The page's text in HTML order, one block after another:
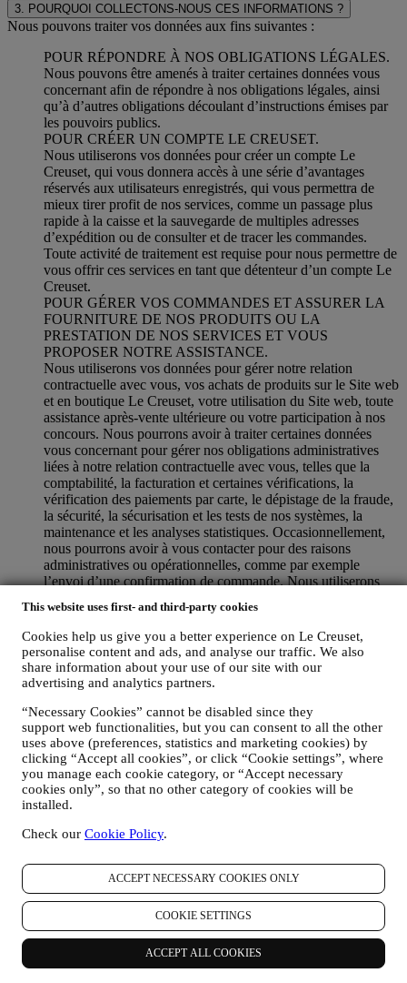
This website uses first- and third-party cookies
Cookies help us give you a better experience on Le Creuset,
personalise content and ads, and analyse our traffic. We also
share information about your use of our site with our
advertising and analytics partners.
“Necessary Cookies” cannot be disabled since they
support web functionalities, but you can consent to all the other
uses above (preferences, statistics and marketing cookies) by
clicking “Accept all cookies”, or click “Cookie settings”, where
you manage each cookie category, or “Accept necessary
cookies only”, so that no other category of cookies will be
installed.
Check our Cookie Policy.
ACCEPT NECESSARY COOKIES ONLY
COOKIE SETTINGS
ACCEPT ALL COOKIES
3. POURQUOI COLLECTONS-NOUS CES INFORMATIONS ?
Nous pouvons traiter vos données aux fins suivantes :
POUR RÉPONDRE À NOS OBLIGATIONS LÉGALES.
Nous pouvons être amenés à traiter certaines données vous
concernant afin de répondre à nos obligations légales, ainsi
qu’à d’autres obligations découlant d’instructions émises par
les pouvoirs publics.
POUR CRÉER UN COMPTE LE CREUSET.
Nous utiliserons vos données pour créer un compte Le
Creuset, qui vous donnera accès à une série d’avantages
réservés aux utilisateurs enregistrés, qui vous permettra de
mieux tirer profit de nos services, comme un passage plus
rapide à la caisse et la sauvegarde de multiples adresses
d’expédition ou de consulter et de tracer les commandes.
Toute activité de traitement est requise pour nous permettre de
vous offrir ces services en tant que détenteur d’un compte Le
Creuset.
POUR GÉRER VOS COMMANDES ET ASSURER LA
FOURNITURE DE NOS PRODUITS OU LA
PRESTATION DE NOS SERVICES ET VOUS
PROPOSER NOTRE ASSISTANCE.
Nous utiliserons vos données pour gérer notre relation
contractuelle avec vous, vos achats de produits sur le Site web
et en boutique Le Creuset, votre utilisation du Site web, toute
assistance après-vente ultérieure ou votre participation à nos
concours. Nous pourrons avoir à traiter certaines données
vous concernant pour gérer nos obligations administratives
liées à notre relation contractuelle avec vous, telles que la
comptabilité, la facturation et certaines vérifications, la
vérification des paiements par carte, le dépistage de la fraude,
la sécurité, la sécurisation et les tests de nos systèmes, la
maintenance et les analyses statistiques. Occasionnellement,
nous pourrons avoir à vous contacter pour des raisons
administratives ou opérationnelles, comme par exemple
l’envoi d’une confirmation de commande. Nous utiliserons
transmises par notre Site web ou par d’autres canaux. Cette
activité de traitement est requise pour nous permettre de
prester nos services à votre intention. Nous pouvons traiter
vos données en fonction de notre intérêt légitime (dûment
équilibré avec vos droits et libertés) pour vous envoyer des e-
dans votre panier sans finaliser votre achat en ligne. Si vous
ne finalisez pas l'achat dans un certain délai, aucune autre
communication de suivi ne sera envoyée.
POUR VOUS INFORMER À PROPOS DES
NOUVELLES ET OFFRES CONCERNANT LES
PRODUITS LE CREUSET
Si vous nous avez donné votre autorisation dans ce sens (par
exemple en souscrivant à notre lettre d’information au
moment de créer un compte sur le Site web), nous vous ferons
des nouvelles concernant les initiatives lancées par Le Creuset
et promues par les filiales de son groupe, ou par ses affiliés et
partenaires locaux, ceci en fonction de vos préférences. Nous
sociaux, mais aussi en utilisant des moyens automatisés. De
telles communications seront liées aux produits Le Creuset,